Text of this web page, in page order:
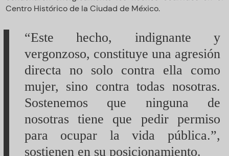
Centro Histórico de la Ciudad de México.
“Este hecho, indignante y
vergonzoso, constituye una agresión
directa no solo contra ella como
mujer, sino contra todas nosotras.
Sostenemos que ninguna de
nosotras tiene que pedir permiso
para ocupar la vida pública.”,
sostienen en su posicionamiento.